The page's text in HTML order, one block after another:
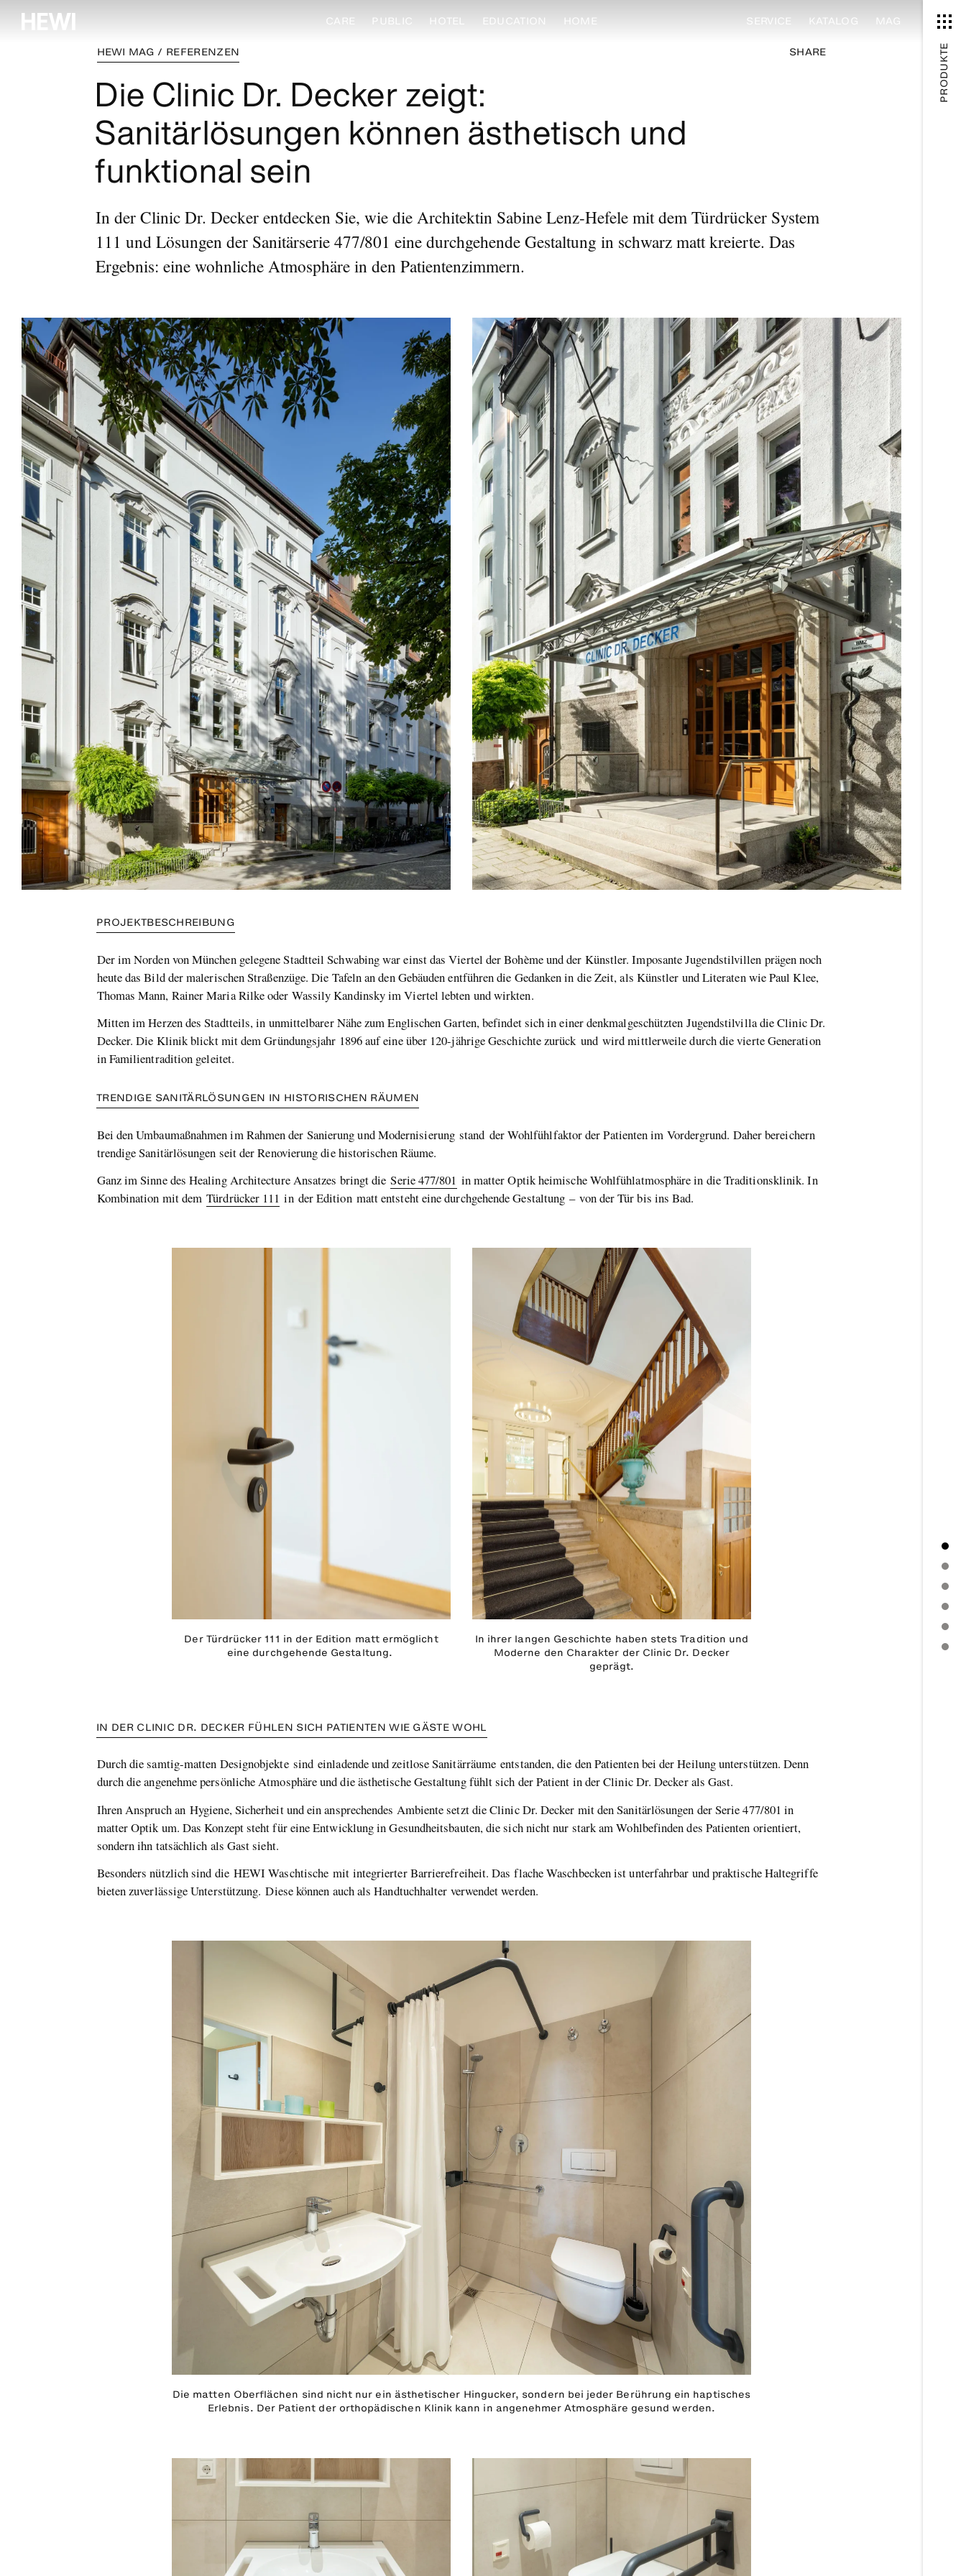
CARE PUBLIC HOTEL EDUCATION HOME SERVICE KATALOG MAG
SHARE
HEWI MAG / REFERENZEN
Die Clinic Dr. Decker zeigt:
Sanitärlösungen können ästhetisch und
funktional sein
In der Clinic Dr. Decker entdecken Sie, wie die Architektin Sabine Lenz-Hefele mit dem Türdrücker System
111 und Lösungen der Sanitärserie 477/801 eine durchgehende Gestaltung in schwarz matt kreierte. Das
Ergebnis: eine wohnliche Atmosphäre in den Patientenzimmern.
PROJEKTBESCHREIBUNG
Der im Norden von München gelegene Stadtteil Schwabing war einst das Viertel der Bohème und der Künstler. Imposante Jugendstilvillen prägen noch
heute das Bild der malerischen Straßenzüge. Die Tafeln an den Gebäuden entführen die Gedanken in die Zeit, als Künstler und Literaten wie Paul Klee,
Thomas Mann, Rainer Maria Rilke oder Wassily Kandinsky im Viertel lebten und wirkten.
Mitten im Herzen des Stadtteils, in unmittelbarer Nähe zum Englischen Garten, befindet sich in einer denkmalgeschützten Jugendstilvilla die Clinic Dr.
Decker. Die Klinik blickt mit dem Gründungsjahr 1896 auf eine über 120-jährige Geschichte zurück und wird mittlerweile durch die vierte Generation
in Familientradition geleitet.
TRENDIGE SANITÄRLÖSUNGEN IN HISTORISCHEN RÄUMEN
Bei den Umbaumaßnahmen im Rahmen der Sanierung und Modernisierung stand der Wohlfühlfaktor der Patienten im Vordergrund. Daher bereichern
trendige Sanitärlösungen seit der Renovierung die historischen Räume.
Ganz im Sinne des Healing Architecture Ansatzes bringt dieSerie 477/801 in matter Optik heimische Wohlfühlatmosphäre in die Traditionsklinik. In
Kombination mit demTürdrücker 111 in der Edition matt entsteht eine durchgehende Gestaltung – von der Tür bis ins Bad.
Der Türdrücker 111 in der Edition matt ermöglicht
eine durchgehende Gestaltung.
In ihrer langen Geschichte haben stets Tradition und
Moderne den Charakter der Clinic Dr. Decker
geprägt.
IN DER CLINIC DR. DECKER FÜHLEN SICH PATIENTEN WIE GÄSTE WOHL
Durch die samtig-matten Designobjekte sind einladende und zeitlose Sanitärräume entstanden, die den Patienten bei der Heilung unterstützen. Denn
durch die angenehme persönliche Atmosphäre und die ästhetische Gestaltung fühlt sich der Patient in der Clinic Dr. Decker als Gast.
Ihren Anspruch an Hygiene, Sicherheit und ein ansprechendes Ambiente setzt die Clinic Dr. Decker mit den Sanitärlösungen der Serie 477/801 in
matter Optik um. Das Konzept steht für eine Entwicklung in Gesundheitsbauten, die sich nicht nur stark am Wohlbefinden des Patienten orientiert,
sondern ihn tatsächlich als Gast sieht.
Besonders nützlich sind die HEWI Waschtische mit integrierter Barrierefreiheit. Das flache Waschbecken ist unterfahrbar und praktische Haltegriffe
bieten zuverlässige Unterstützung. Diese können auch als Handtuchhalter verwendet werden.
Die matten Oberflächen sind nicht nur ein ästhetischer Hingucker, sondern bei jeder Berührung ein haptisches
Erlebnis. Der Patient der orthopädischen Klinik kann in angenehmer Atmosphäre gesund werden.
PRODUKTE